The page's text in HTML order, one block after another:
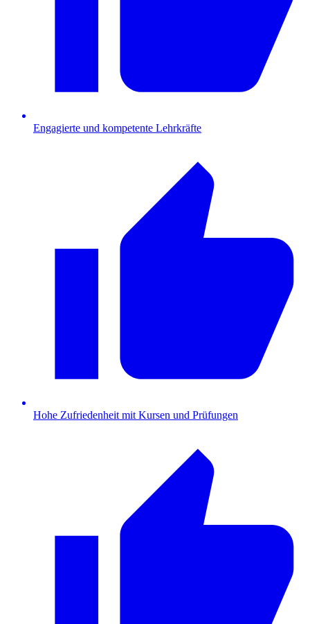
Engagierte und kompetente Lehrkräfte
Hohe Zufriedenheit mit Kursen und Prüfungen